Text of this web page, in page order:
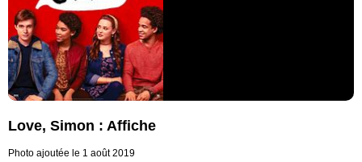
Love, Simon : Affiche
Photo ajoutée le 1 août 2019